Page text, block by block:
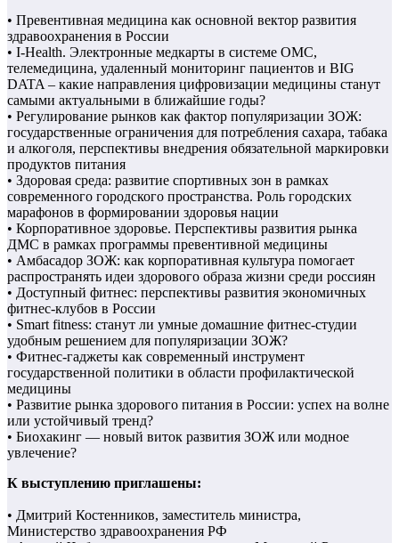
• Превентивная медицина как основной вектор развития
здравоохранения в России
• I-Health. Электронные медкарты в системе ОМС,
телемедицина, удаленный мониторинг пациентов и BIG
DATA – какие направления цифровизации медицины станут
самыми актуальными в ближайшие годы?
• Регулирование рынков как фактор популяризации ЗОЖ:
государственные ограничения для потребления сахара, табака
и алкоголя, перспективы внедрения обязательной маркировки
продуктов питания
• Здоровая среда: развитие спортивных зон в рамках
современного городского пространства. Роль городских
марафонов в формировании здоровья нации
• Корпоративное здоровье. Перспективы развития рынка
ДМС в рамках программы превентивной медицины
• Амбасадор ЗОЖ: как корпоративная культура помогает
распространять идеи здорового образа жизни среди россиян
• Доступный фитнес: перспективы развития экономичных
фитнес-клубов в России
• Smart fitness: станут ли умные домашние фитнес-студии
удобным решением для популяризации ЗОЖ?
• Фитнес-гаджеты как современный инструмент
государственной политики в области профилактической
медицины
• Развитие рынка здорового питания в России: успех на волне
или устойчивый тренд?
• Биохакинг — новый виток развития ЗОЖ или модное
увлечение?
К выступлению приглашены:
• Дмитрий Костенников, заместитель министра,
Министерство здравоохранения РФ